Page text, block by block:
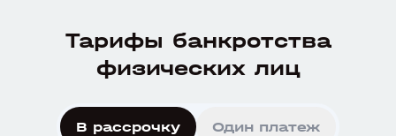
Тарифы банкротства
физических лиц
В рассрочку Один платеж